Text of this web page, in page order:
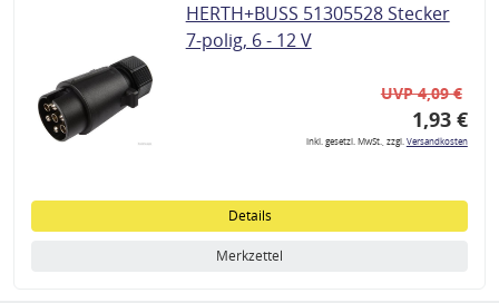
HERTH+BUSS 51305528 Stecker
7-polig, 6 - 12 V
UVP 4,09 €
1,93 €
inkl. gesetzl. MwSt., zzgl.Versandkosten
Details
Merkzettel